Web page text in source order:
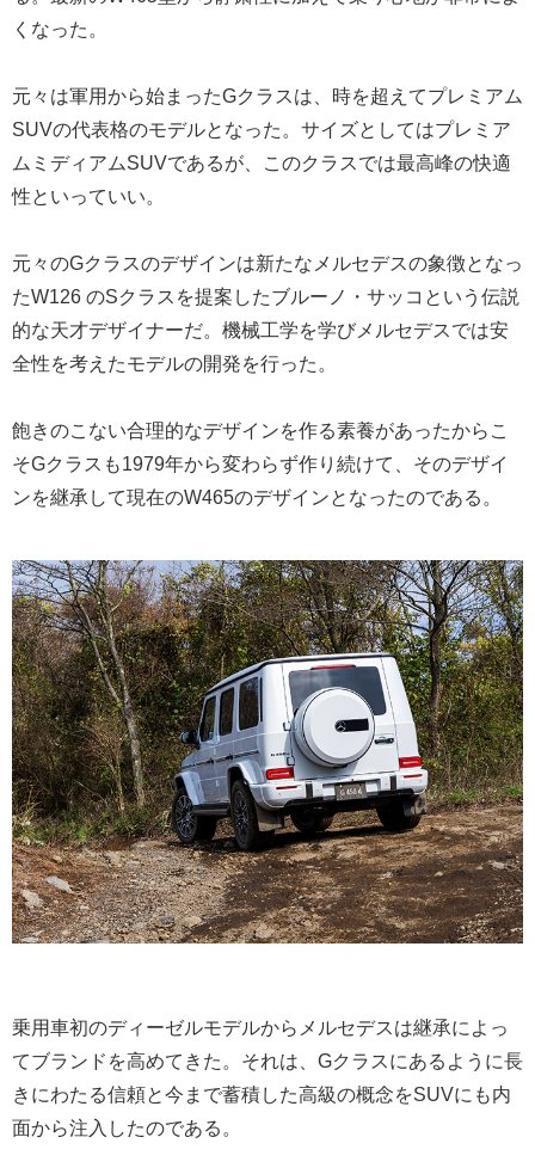
くなった。
元々は軍用から始まったGクラスは、時を超えてプレミアム
SUVの代表格のモデルとなった。サイズとしてはプレミア
ムミディアムSUVであるが、このクラスでは最高峰の快適
性といっていい。
元々のGクラスのデザインは新たなメルセデスの象徴となっ
たW126 のSクラスを提案したブルーノ・サッコという伝説
的な天才デザイナーだ。機械工学を学びメルセデスでは安
全性を考えたモデルの開発を行った。
飽きのこない合理的なデザインを作る素養があったからこ
そGクラスも1979年から変わらず作り続けて、そのデザイ
ンを継承して現在のW465のデザインとなったのである。
乗用車初のディーゼルモデルからメルセデスは継承によっ
てブランドを高めてきた。それは、Gクラスにあるように長
きにわたる信頼と今まで蓄積した高級の概念をSUVにも内
面から注入したのである。